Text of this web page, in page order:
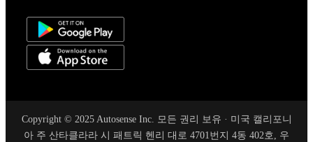
Copyright © 2025 Autosense Inc. 모든 권리 보유 · 미국 캘리포니
아 주 산타클라라 시 패트릭 헨리 대로 4701번지 4동 402호, 우